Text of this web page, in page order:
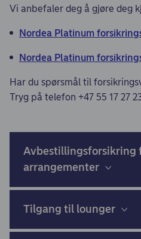
Vi anbefaler deg å gjøre deg
Nordea Platinum
Nordea Platinum
Har du spørsmål til
Tryg på telefon +47 55 17 27
arrangementer
Tilgang til lounger